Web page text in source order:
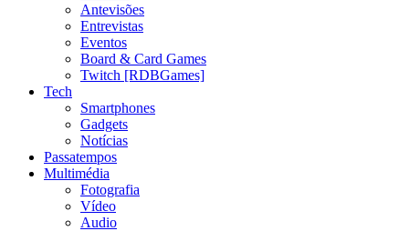
Antevisões
Entrevistas
Eventos
Board & Card Games
Twitch [RDBGames]
Tech
Smartphones
Gadgets
Notícias
Passatempos
Multimédia
Fotografia
Vídeo
Audio